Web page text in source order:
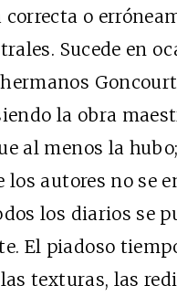
correcta o
Sucede en
la obra
al menos la
los autores no se
los diarios se
El piadoso
texturas, las